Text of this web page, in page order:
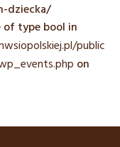
dziecka/
of type bool in
on